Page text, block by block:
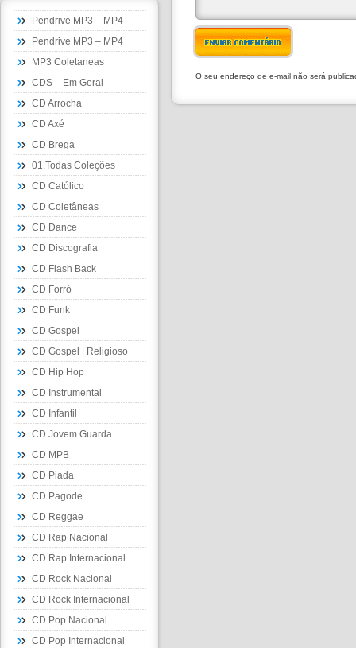
Pendrive MP3 – MP4
Pendrive MP3 – MP4
MP3 Coletaneas
CDS – Em Geral
CD Arrocha
CD Axé
CD Brega
01.Todas Coleções
CD Católico
CD Coletâneas
CD Dance
CD Discografia
CD Flash Back
CD Forró
CD Funk
CD Gospel
CD Gospel | Religioso
CD Hip Hop
CD Instrumental
CD Infantil
CD Jovem Guarda
CD MPB
CD Piada
CD Pagode
CD Reggae
CD Rap Nacional
CD Rap Internacional
CD Rock Nacional
CD Rock Internacional
CD Pop Nacional
CD Pop Internacional
ENVIAR COMENTÁRIO
O seu endereço de e-mail não será